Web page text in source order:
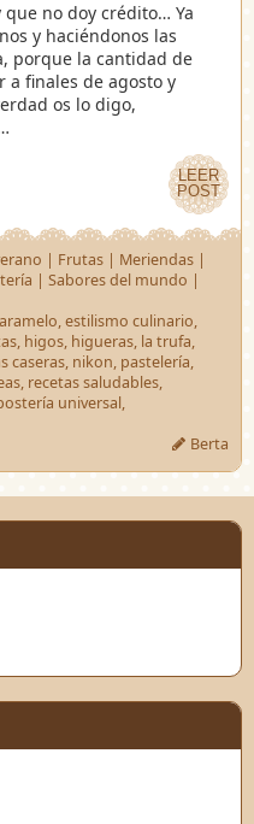
que no doy crédito… Ya
y haciéndonos las
porque la cantidad de
a finales de agosto y
os lo digo,
LEER
POST
LEER
POST
| Frutas| Meriendas|
| Sabores del mundo |
,estilismo culinario,
, higos, higueras, la trufa,
caseras, nikon, pastelería,
, recetas saludables,
universal,
Berta